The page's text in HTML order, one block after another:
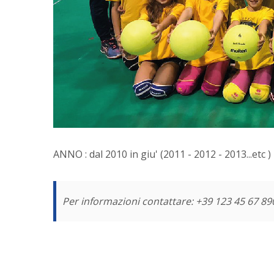
ANNO : dal 2010 in giu' (2011 - 2012 - 2013...etc )
Per informazioni contattare: +39 123 45 67